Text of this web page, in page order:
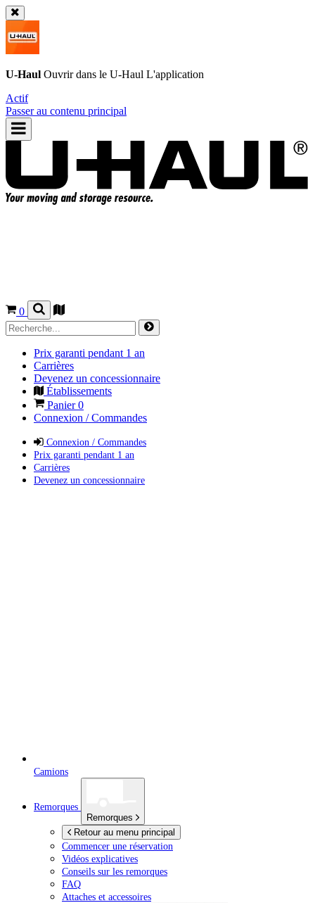
U-Haul Ouvrir dans le U-Haul L'application
Actif
Passer au contenu principal
0
Prix garanti pendant 1 an
Carrières
Devenez un concessionnaire
Établissements
Panier0
Connexion / Commandes
Connexion / Commandes
Prix garanti pendant 1 an
Carrières
Devenez un concessionnaire
Camions
Remorques
Remorques
Retour au menu principal
Commencer une réservation
Vidéos explicatives
Conseils sur les remorques
FAQ
Attaches et accessoires